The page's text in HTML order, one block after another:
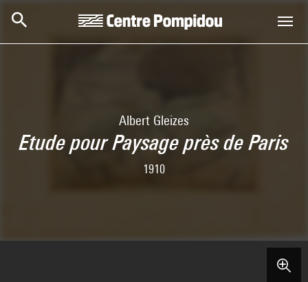
Albert Gleizes
Etude pour Paysage près de Paris
1910